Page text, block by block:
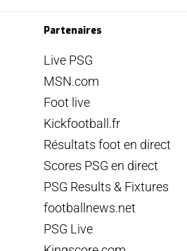
Partenaires
Live PSG
MSN.com
Foot live
Kickfootball.fr
Résultats foot en direct
Scores PSG en direct
PSG Results & Fixtures
footballnews.net
PSG Live